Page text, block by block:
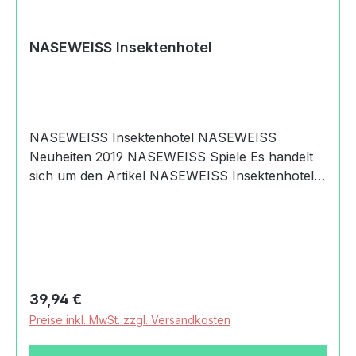
https://naseweiss-toys.com
NASEWEISS Insektenhotel
NASEWEISS Insektenhotel NASEWEISS
Neuheiten 2019 NASEWEISS Spiele Es handelt
sich um den Artikel NASEWEISS Insektenhotel.
kung Länge: 7.5 cmVerpackung Breite: 7.5
cmVerpackung Höhe: 23 cmDurchmesser
Verpackung: 0.75 cmGewicht mit
Verpackung0,49 kgGewicht ohne
Regulärer Preis:
39,94 €
Preise inkl. MwSt. zzgl. Versandkosten